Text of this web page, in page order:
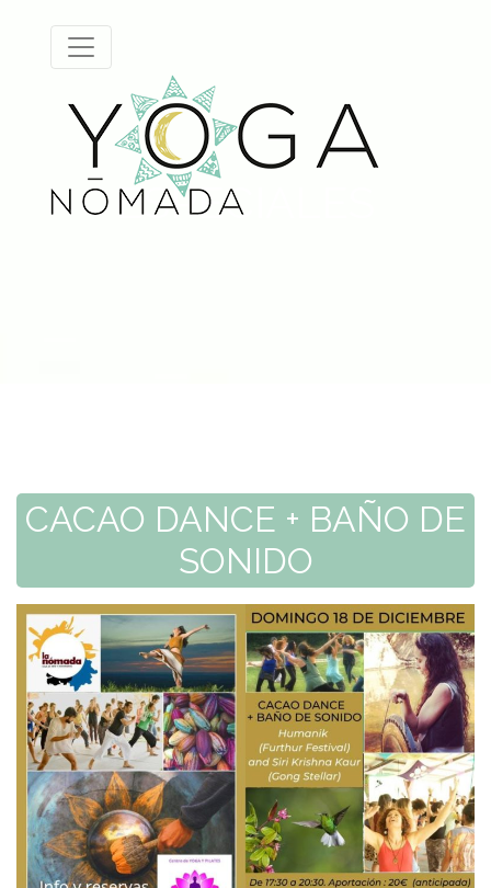
ESPECIALES
CACAO DANCE + BAÑO DE
SONIDO